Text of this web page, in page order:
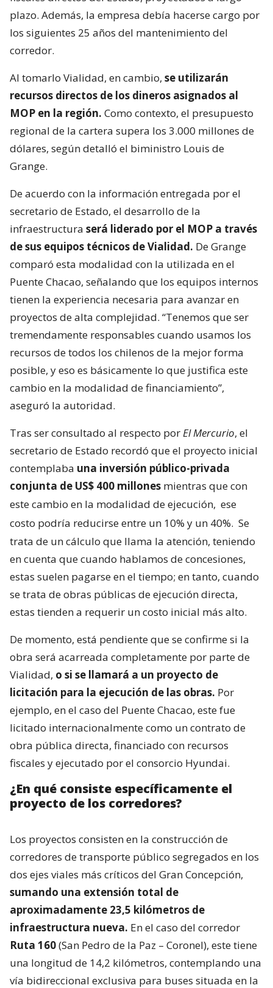
plazo. Además, la empresa debía hacerse cargo por
los siguientes 25 años del mantenimiento del
corredor.
Al tomarlo Vialidad, en cambio, se utilizarán
recursos directos de los dineros asignados al
MOP en la región. Como contexto, el presupuesto
regional de la cartera supera los 3.000 millones de
dólares, según detalló el biministro Louis de
Grange.
De acuerdo con la información entregada por el
secretario de Estado, el desarrollo de la
infraestructura será liderado por el MOP a través
de sus equipos técnicos de Vialidad. De Grange
comparó esta modalidad con la utilizada en el
Puente Chacao, señalando que los equipos internos
tienen la experiencia necesaria para avanzar en
proyectos de alta complejidad. “Tenemos que ser
tremendamente responsables cuando usamos los
recursos de todos los chilenos de la mejor forma
posible, y eso es básicamente lo que justifica este
cambio en la modalidad de financiamiento”,
aseguró la autoridad.
Tras ser consultado al respecto porEl Mercurio, el
secretario de Estado recordó que el proyecto inicial
contemplaba una inversión público-privada
conjunta de US$ 400 millones mientras que con
este cambio en la modalidad de ejecución, ese
costo podría reducirse entre un 10% y un 40%. Se
trata de un cálculo que llama la atención, teniendo
en cuenta que cuando hablamos de concesiones,
estas suelen pagarse en el tiempo; en tanto, cuando
se trata de obras públicas de ejecución directa,
estas tienden a requerir un costo inicial más alto.
De momento, está pendiente que se confirme si la
obra será acarreada completamente por parte de
Vialidad, o si se llamará a un proyecto de
licitación para la ejecución de las obras. Por
ejemplo, en el caso del Puente Chacao, este fue
licitado internacionalmente como un contrato de
obra pública directa, financiado con recursos
fiscales y ejecutado por el consorcio Hyundai.
¿En qué consiste específicamente el
proyecto de los corredores?
Los proyectos consisten en la construcción de
corredores de transporte público segregados en los
dos ejes viales más críticos del Gran Concepción,
sumando una extensión total de
aproximadamente 23,5 kilómetros de
infraestructura nueva. En el caso del corredor
Ruta 160(San Pedro de la Paz – Coronel), este tiene
una longitud de 14,2 kilómetros, contemplando una
vía bidireccional exclusiva para buses situada en la